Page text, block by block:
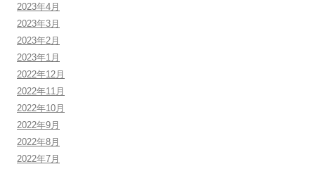
2023年4月
2023年3月
2023年2月
2023年1月
2022年12月
2022年11月
2022年10月
2022年9月
2022年8月
2022年7月